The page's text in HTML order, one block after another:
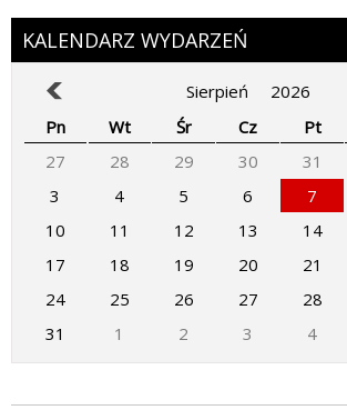
KALENDARZ WYDARZEŃ
Sierpień
2026
Pn
Wt Śr Cz Pt
27
28 29 30 31
3
4 5 6 7
10
11 12 13 14
17
18 19 20 21
24
25 26 27 28
31
1 2 3 4